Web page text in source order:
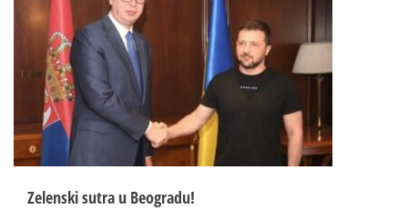
Zelenski sutra u Beogradu!